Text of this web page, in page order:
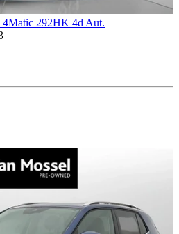
4Matic 292HK 4d Aut.